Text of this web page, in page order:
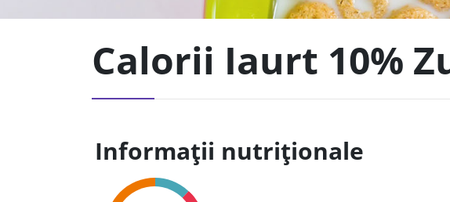
Calorii Iaurt 10%
Informații nutriționale